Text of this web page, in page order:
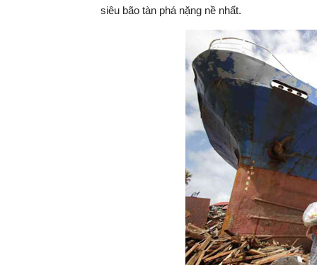
siêu bão tàn phá nặng nề nhất.